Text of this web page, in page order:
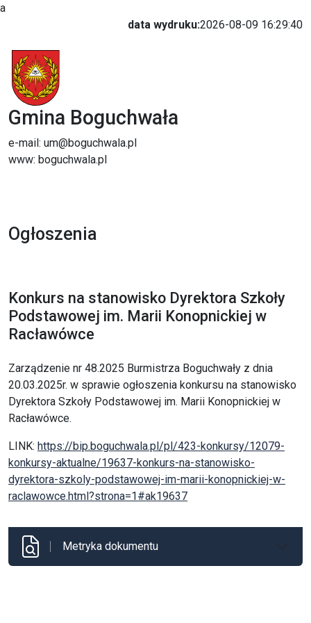
a
data wydruku:2026-08-09 16:29:40
Gmina Boguchwała
e-mail: um@boguchwala.pl
www: boguchwala.pl
Ogłoszenia
Konkurs na stanowisko Dyrektora Szkoły
Podstawowej im. Marii Konopnickiej w
Racławówce
Zarządzenie nr 48.2025 Burmistrza Boguchwały z dnia
20.03.2025r. w sprawie ogłoszenia konkursu na stanowisko
Dyrektora Szkoły Podstawowej im. Marii Konopnickiej w
Racławówce.
LINK: https://bip.boguchwala.pl/pl/423-konkursy/12079-
konkursy-aktualne/19637-konkurs-na-stanowisko-
dyrektora-szkoly-podstawowej-im-marii-konopnickiej-w-
raclawowce.html?strona=1#ak19637
Metryka dokumentu